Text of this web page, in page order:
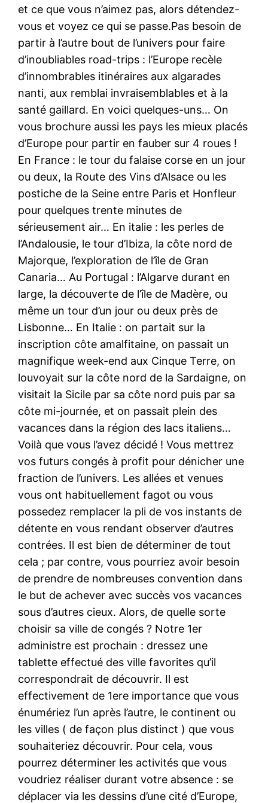
et ce que vous n’aimez pas, alors détendez-
vous et voyez ce qui se passe.Pas besoin de
partir à l’autre bout de l’univers pour faire
d’inoubliables road-trips : l’Europe recèle
d’innombrables itinéraires aux algarades
nanti, aux remblai invraisemblables et à la
santé gaillard. En voici quelques-uns… On
vous brochure aussi les pays les mieux placés
d’Europe pour partir en fauber sur 4 roues !
En France : le tour du falaise corse en un jour
ou deux, la Route des Vins d’Alsace ou les
postiche de la Seine entre Paris et Honfleur
pour quelques trente minutes de
sérieusement air… En italie : les perles de
l’Andalousie, le tour d’Ibiza, la côte nord de
Majorque, l’exploration de l’île de Gran
Canaria… Au Portugal : l’Algarve durant en
large, la découverte de l’île de Madère, ou
même un tour d’un jour ou deux près de
Lisbonne… En Italie : on partait sur la
inscription côte amalfitaine, on passait un
magnifique week-end aux Cinque Terre, on
louvoyait sur la côte nord de la Sardaigne, on
visitait la Sicile par sa côte nord puis par sa
côte mi-journée, et on passait plein des
vacances dans la région des lacs italiens…
Voilà que vous l’avez décidé ! Vous mettrez
vos futurs congés à profit pour dénicher une
fraction de l’univers. Les allées et venues
vous ont habituellement fagot ou vous
possedez remplacer la pli de vos instants de
détente en vous rendant observer d’autres
contrées. Il est bien de déterminer de tout
cela ; par contre, vous pourriez avoir besoin
de prendre de nombreuses convention dans
le but de achever avec succès vos vacances
sous d’autres cieux. Alors, de quelle sorte
choisir sa ville de congés ? Notre 1er
administre est prochain : dressez une
tablette effectué des ville favorites qu’il
correspondrait de découvrir. Il est
effectivement de 1ere importance que vous
énumériez l’un après l’autre, le continent ou
les villes ( de façon plus distinct ) que vous
souhaiteriez découvrir. Pour cela, vous
pourrez déterminer les activités que vous
voudriez réaliser durant votre absence : se
déplacer via les dessins d’une cité d’Europe,